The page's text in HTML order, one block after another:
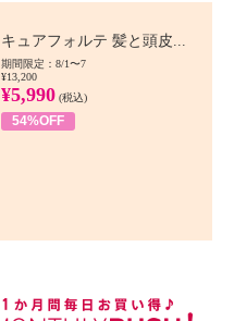
キュアフォルテ 髪と頭皮...
期間限定：8/1〜7
¥13,200
¥5,990 (税込)
54%OFF